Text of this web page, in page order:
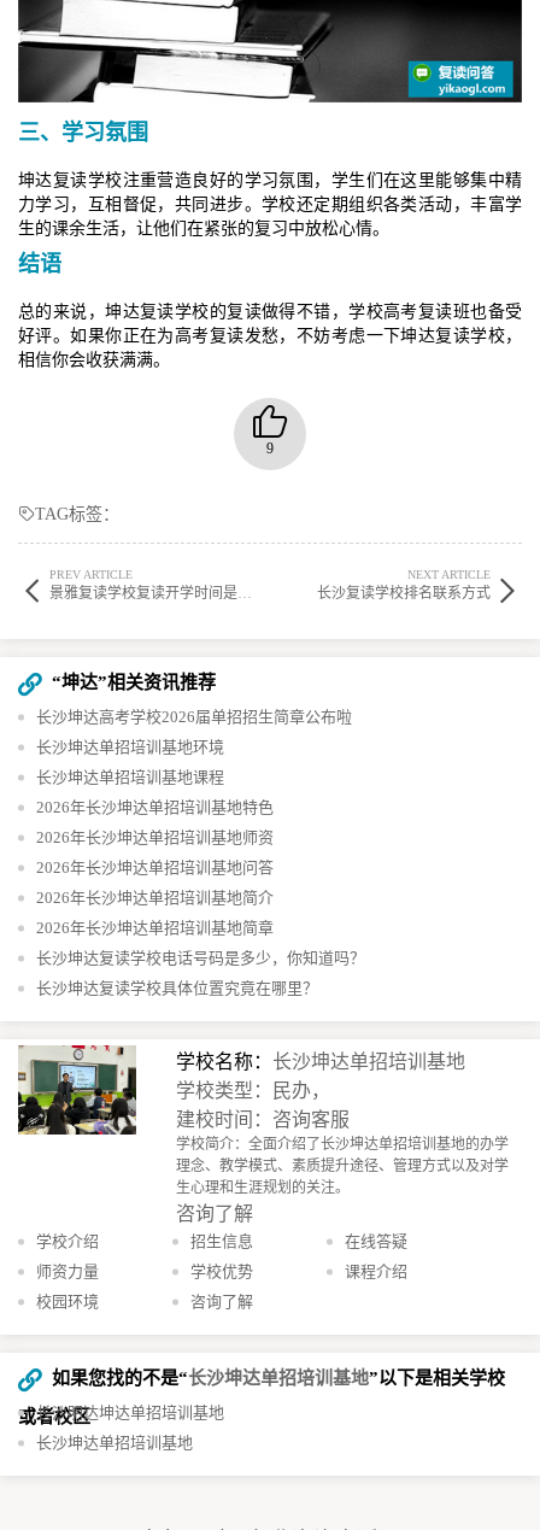
三、学习氛围
坤达复读学校注重营造良好的学习氛围，学生们在这里能够集中精
力学习，互相督促，共同进步。学校还定期组织各类活动，丰富学
生的课余生活，让他们在紧张的复习中放松心情。
结语
总的来说，坤达复读学校的复读做得不错，学校高考复读班也备受
好评。如果你正在为高考复读发愁，不妨考虑一下坤达复读学校，
相信你会收获满满。
9
TAG标签：
PREV ARTICLE
景雅复读学校复读开学时间是什么时候?学校复读作息时间怎么样? ?
NEXT ARTICLE
长沙复读学校排名联系方式
“坤达”相关资讯推荐
长沙坤达高考学校2026届单招招生简章公布啦
长沙坤达单招培训基地环境​
长沙坤达单招培训基地课程​
2026年长沙坤达单招培训基地特色​
2026年长沙坤达单招培训基地师资​
2026年长沙坤达单招培训基地问答​
2026年长沙坤达单招培训基地简介
2026年长沙坤达单招培训基地简章
长沙坤达复读学校电话号码是多少，你知道吗？
长沙坤达复读学校具体位置究竟在哪里？
学校名称： 长沙坤达单招培训基地
学校类型：民办，
建校时间：咨询客服
学校简介：全面介绍了长沙坤达单招培训基地的办学
理念、教学模式、素质提升途径、管理方式以及对学
生心理和生涯规划的关注。​
咨询了解
学校介绍 招生信息
在线答疑
师资力量
学校优势
课程介绍
校园环境
咨询了解
如果您找的不是“长沙坤达单招培训基地”以下是相关学校
或者校区
长沙明达坤达单招培训基地
长沙坤达单招培训基地